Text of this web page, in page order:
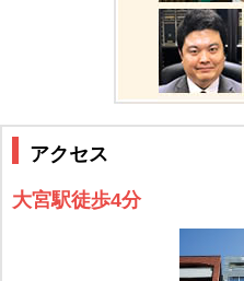
アクセス
大宮駅徒歩4分